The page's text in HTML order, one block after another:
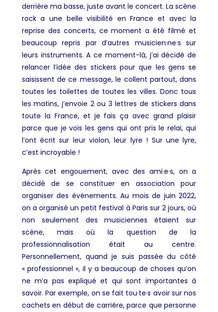
derrière ma basse, juste avant le concert. La scène
rock a une belle visibilité en France et avec la
reprise des concerts, ce moment a été filmé et
beaucoup repris par d’autres musicien·ne·s sur
leurs instruments. A ce moment-là, j’ai décidé de
relancer l’idée des stickers pour que les gens se
saisissent de ce message, le collent partout, dans
toutes les toilettes de toutes les villes. Donc tous
les matins, j’envoie 2 ou 3 lettres de stickers dans
toute la France, et je fais ça avec grand plaisir
parce que je vois les gens qui ont pris le relai, qui
l’ont écrit sur leur violon, leur lyre ! Sur une lyre,
c’est incroyable !
Après cet engouement, avec des ami·e·s, on a
décidé de se constituer en association pour
organiser des événements. Au mois de juin 2022,
on a organisé un petit festival à Paris sur 2 jours, où
non seulement des musiciennes étaient sur
scène, mais où la question de la
professionnalisation était au centre.
Personnellement, quand je suis passée du côté
« professionnel », il y a beaucoup de choses qu’on
ne m’a pas expliqué et qui sont importantes à
savoir. Par exemple, on se fait tou·te·s avoir sur nos
cachets en début de carrière, parce que personne